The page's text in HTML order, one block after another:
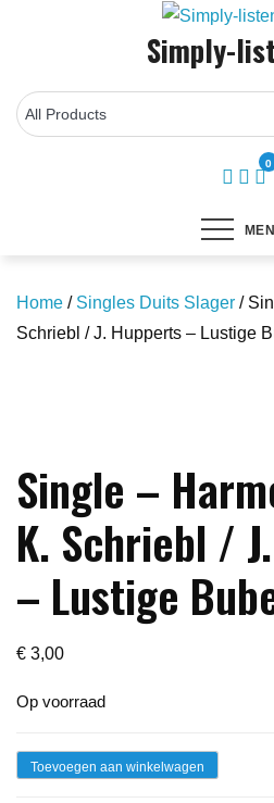
Simply-
0
Home / Singles Duits Slager /
Schriebl / J. Hupperts – Lustige
Single –
K. Schriebl /
– Lustige
€ 3,00
Op voorraad
Single
Toevoegen aan winkelwagen